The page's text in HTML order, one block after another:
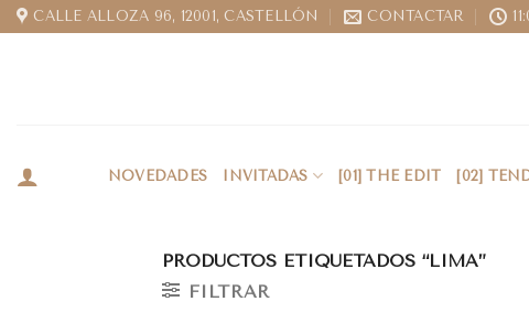
CALLE ALLOZA 96, 12001, CASTELLÓN CONTACTAR
NOVEDADES INVITADAS [01] THE EDIT [02]
PRODUCTOS ETIQUETADOS “LIMA”
FILTRAR